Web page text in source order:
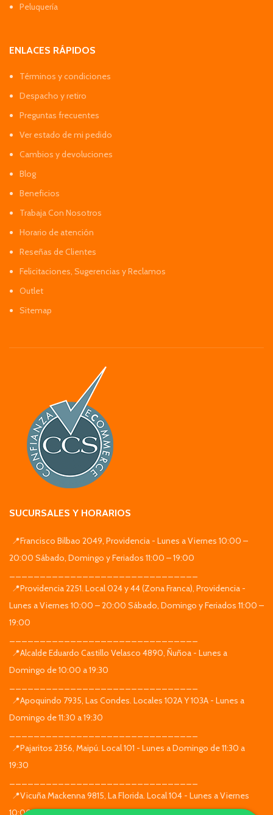
Peluquería
ENLACES RÁPIDOS
Términos y condiciones
Despacho y retiro
Preguntas frecuentes
Ver estado de mi pedido
Cambios y devoluciones
Blog
Beneficios
Trabaja Con Nosotros
Horario de atención
Reseñas de Clientes
Felicitaciones, Sugerencias y Reclamos
Outlet
Sitemap
SUCURSALES Y HORARIOS
📍Francisco Bilbao 2049, Providencia - Lunes a Viernes 10:00 –
20:00 Sábado, Domingo y Feriados 11:00 – 19:00
📍Providencia 2251. Local 024 y 44 (Zona Franca), Providencia -
Lunes a Viernes 10:00 – 20:00 Sábado, Domingo y Feriados 11:00 –
19:00
📍Alcalde Eduardo Castillo Velasco 4890, Ñuñoa - Lunes a
Domingo de 10:00 a 19:30
📍Apoquindo 7935, Las Condes. Locales 102A Y 103A - Lunes a
Domingo de 11:30 a 19:30
📍Pajaritos 2356, Maipú. Local 101 - Lunes a Domingo de 11:30 a
19:30
📍Vicuña Mackenna 9815, La Florida. Local 104 - Lunes a Viernes
10:00 – 20:00 Sábado, Domingo y Feriados 11:00 – 19:00